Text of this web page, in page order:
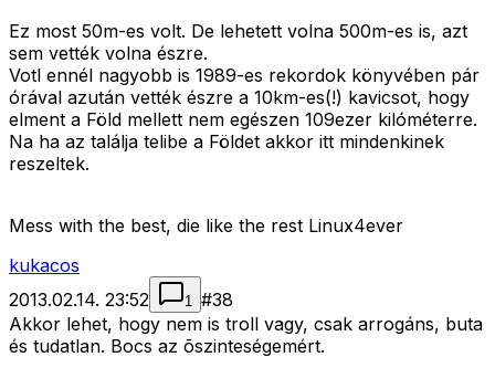
Ez most 50m-es volt. De lehetett volna 500m-es is, azt
sem vették volna észre.
Votl ennél nagyobb is 1989-es rekordok könyvében pár
órával azután vették észre a 10km-es(!) kavicsot, hogy
elment a Föld mellett nem egészen 109ezer kilóméterre.
Na ha az találja telibe a Földet akkor itt mindenkinek
reszeltek.
Mess with the best, die like the rest Linux4ever
kukacos
2013.02.14. 23:52
1 #38
Akkor lehet, hogy nem is troll vagy, csak arrogáns, buta
és tudatlan. Bocs az õszinteségemért.